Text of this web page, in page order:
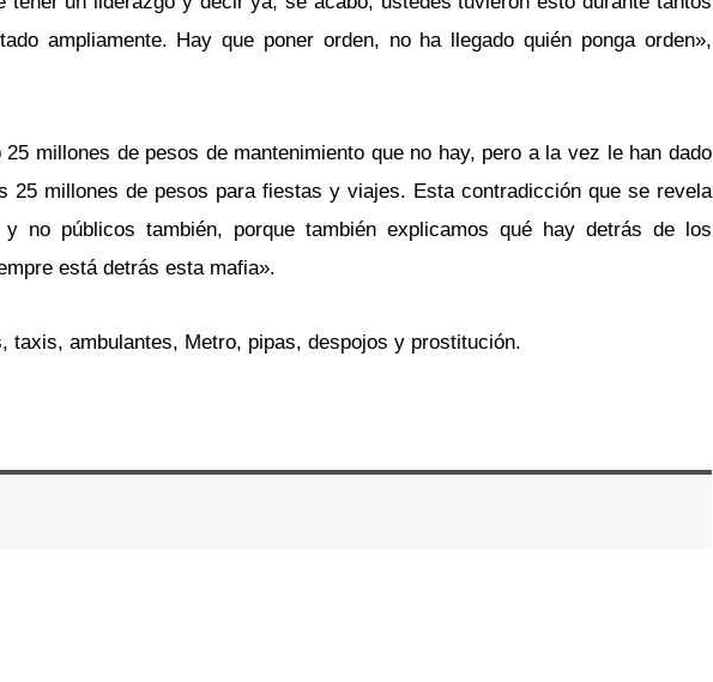
ampliamente. Hay que poner orden, no ha llegado quién ponga orden»,
millones de pesos de mantenimiento que no hay, pero a la vez le han dado
25 millones de pesos para fiestas y viajes. Esta contradicción que se revela
no públicos también, porque también explicamos qué hay detrás de los
está detrás esta mafia».
taxis, ambulantes, Metro, pipas, despojos y prostitución.